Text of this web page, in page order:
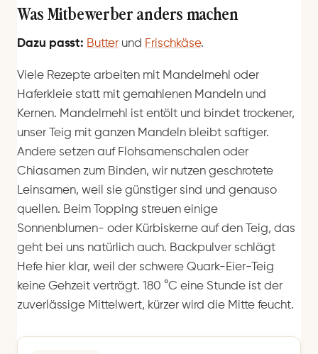
Was Mitbewerber anders machen
Dazu passt: Butter und Frischkäse.
Viele Rezepte arbeiten mit Mandelmehl oder
Haferkleie statt mit gemahlenen Mandeln und
Kernen. Mandelmehl ist entölt und bindet trockener,
unser Teig mit ganzen Mandeln bleibt saftiger.
Andere setzen auf Flohsamenschalen oder
Chiasamen zum Binden, wir nutzen geschrotete
Leinsamen, weil sie günstiger sind und genauso
quellen. Beim Topping streuen einige
Sonnenblumen- oder Kürbiskerne auf den Teig, das
geht bei uns natürlich auch. Backpulver schlägt
Hefe hier klar, weil der schwere Quark-Eier-Teig
keine Gehzeit verträgt. 180 °C eine Stunde ist der
zuverlässige Mittelwert, kürzer wird die Mitte feucht.